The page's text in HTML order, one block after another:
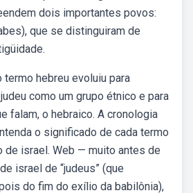
dois importantes povos:
que se distinguiram de
termo hebreu evoluiu para
como um grupo étnico e para
falam, o hebraico. A cronologia
o significado de cada termo
de israel. Web — muito antes de
israel de “judeus” (que
do fim do exílio da babilônia),